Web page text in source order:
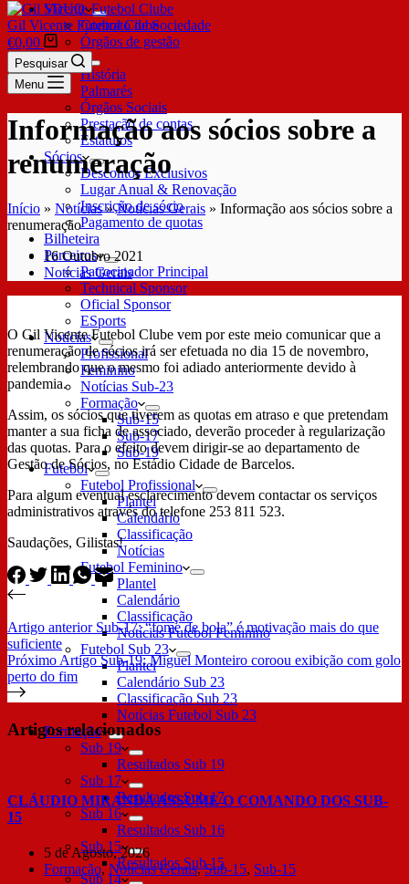
SDUQ
Contrato de Sociedade
Órgãos de gestão
Clube
História
Palmarés
Órgãos Sociais
Prestação de contas
Estatutos
Sócios
Descontos Exclusivos
Lugar Anual & Renovação
Inscrição de sócio
Pagamento de quotas
Bilheteira
Parceiros
Patrocinador Principal
Technical Sponsor
Oficial Sponsor
ESports
Notícias
Profissional
Feminino
Notícias Sub-23
Formação
Sub-15
Sub-17
Sub-19
Futebol
Futebol Profissional
Plantel
Calendário
Classificação
Notícias
Futebol Feminino
Plantel
Calendário
Classificação
Notícias Futebol Feminino
Futebol Sub 23
Plantel
Calendário Sub 23
Classificação Sub 23
Notícias Futebol Sub 23
Formação
Sub 19
Resultados Sub 19
Sub 17
Resultados Sub 17
Sub 16
Resultados Sub 16
Sub 15
Resultados Sub 15
Sub 14
Gil Vicente Futebol Clube
€0,00
Pesquisar
Menu
Informação aos sócios sobre a
renumeração
Início » Notícias»Notícias Gerais » Informação aos sócios sobre a
renumeração
16 Outubro 2021
Notícias Gerais
O Gil Vicente Futebol Clube vem por este meio comunicar que a
renumeração de sócios irá ser efetuada no dia 15 de novembro,
relembrando que o mesmo foi adiado anteriormente devido à
pandemia.
Assim, os sócios que tiverem as quotas em atraso e que pretendam
manter a sua ficha de associado, deverão proceder à regularização
das quotas. Para o efeito devem dirigir-se ao departamento de
Gestão de Sócios, no Estádio Cidade de Barcelos.
Para algum eventual esclarecimento devem contactar os serviços
administrativos através do telefone 253 811 523.
Saudações, Gilistas!
Artigo anterior Sub-17: “fome de bola” é motivação mais do que
suficiente
Próximo Artigo Sub-19: Miguel Monteiro coroou exibição com golo
perto do fim
Artigos relacionados
CLÁUDIO MIRANDA ASSUME O COMANDO DOS SUB-
15
5 de Agosto, 2026
Formação,Notícias Gerais,Sub-15, Sub-15